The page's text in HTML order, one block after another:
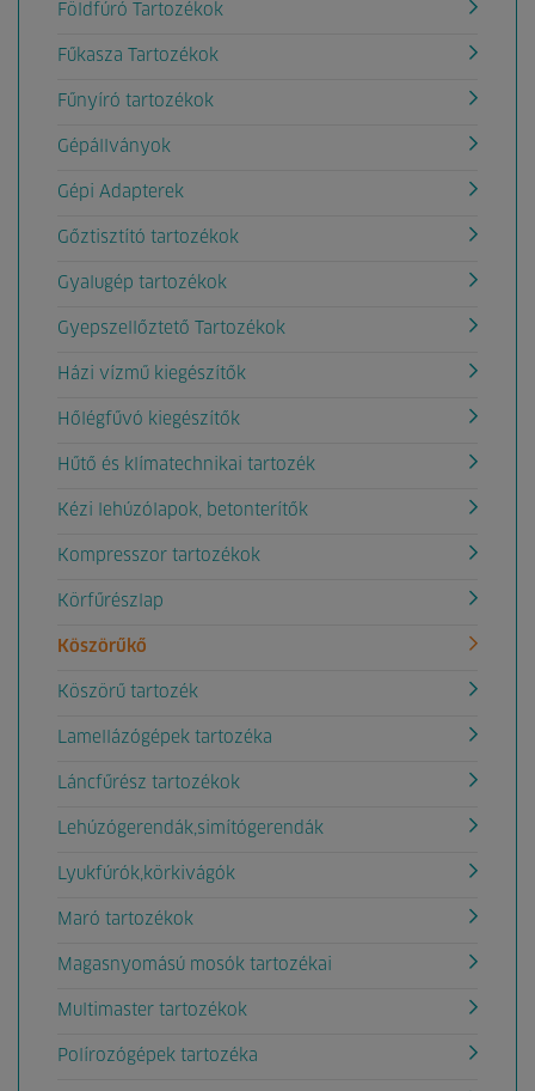
Földfúró Tartozékok
Fűkasza Tartozékok
Fűnyíró tartozékok
Gépállványok
Gépi Adapterek
Gőztisztító tartozékok
Gyalugép tartozékok
Gyepszellőztető Tartozékok
Házi vízmű kiegészítők
Hőlégfűvó kiegészítők
Hűtő és klímatechnikai tartozék
Kézi lehúzólapok, betonterítők
Kompresszor tartozékok
Körfűrészlap
Köszörűkő
Köszörű tartozék
Lamellázógépek tartozéka
Láncfűrész tartozékok
Lehúzógerendák,simítógerendák
Lyukfúrók,körkivágók
Maró tartozékok
Magasnyomású mosók tartozékai
Multimaster tartozékok
Polírozógépek tartozéka